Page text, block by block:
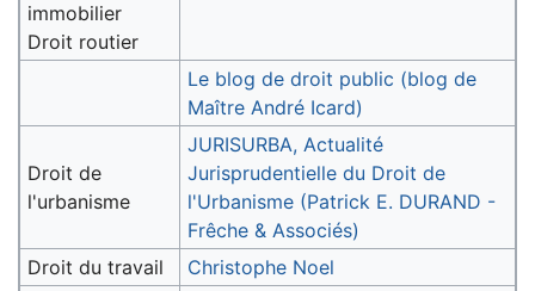
immobilier
Droit routier
Le blog de droit public (blog de
Maître André Icard)
Droit de
l'urbanisme
JURISURBA, Actualité
Jurisprudentielle du Droit de
l'Urbanisme (Patrick E. DURAND -
Frêche & Associés)
Droit du travail
Christophe Noel